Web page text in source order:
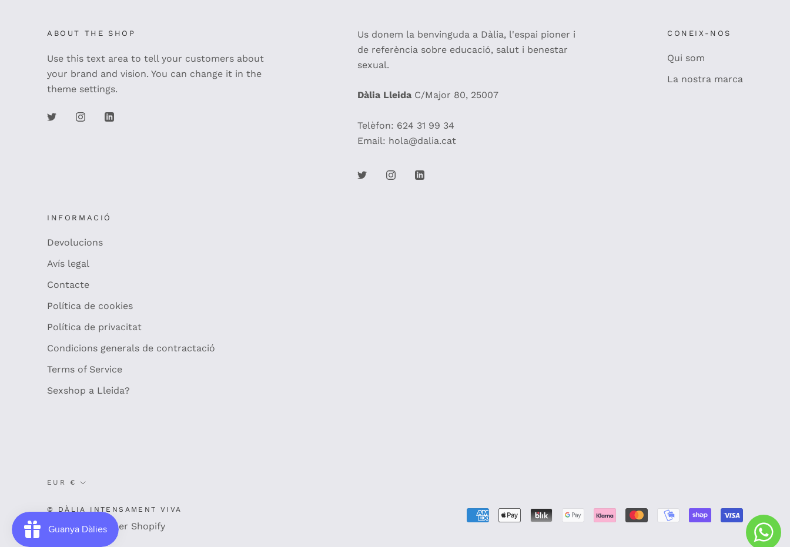
ABOUT THE SHOP
Use this text area to tell your customers about
your brand and vision. You can change it in the
theme settings.
Us donem la benvinguda a Dàlia, l'espai pioner i
de referència sobre educació, salut i benestar
sexual.
Dàlia LleidaC/Major 80, 25007
Telèfon: 624 31 99 34
Email: hola@dalia.cat
CONEIX-NOS
Qui som
La nostra marca
INFORMACIÓ
Devolucions
Avís legal
Contacte
Política de cookies
Política de privacitat
Condicions generals de contractació
Terms of Service
Sexshop a Lleida?
Moneda
EUR €
© DÀLIA INTENSAMENT VIVA
Desenvolupat per Shopify